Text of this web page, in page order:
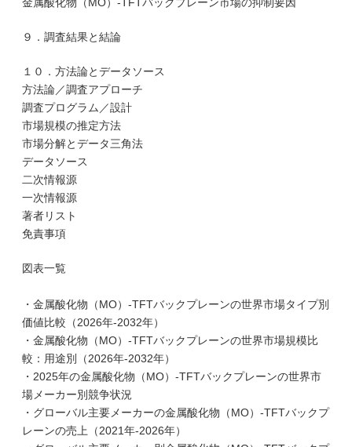
９．調査結果と結論
１０．方法論とデータソース
方法論／調査アプローチ
調査プログラム／設計
市場規模の推定方法
市場分解とデータ三角法
データソース
二次情報源
一次情報源
著者リスト
免責事項
図表一覧
・金属酸化物（MO）-TFTバックプレーンの世界市場タイプ別
価値比較（2026年-2032年）
・金属酸化物（MO）-TFTバックプレーンの世界市場規模比
較：用途別（2026年-2032年）
・2025年の金属酸化物（MO）-TFTバックプレーンの世界市
場メーカー別競争状況
・グローバル主要メーカーの金属酸化物（MO）-TFTバックプ
レーンの売上（2021年-2026年）